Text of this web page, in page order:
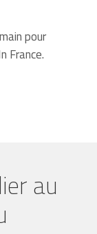
pour
France.
au